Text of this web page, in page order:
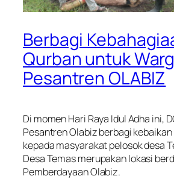
Berbagi
Qurban untuk
Pesantren OLABIZ
Di momen Hari Raya Idul Adha ini,
Pesantren Olabiz berbagi
kepada masyarakat pelosok desa
Desa Temas merupakan lokasi
Pemberdayaan Olabiz.